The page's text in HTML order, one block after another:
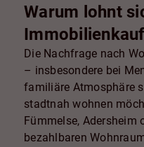
Warum lohnt
Die Nachfrage nach
– insbesondere bei
familiäre Atmosphäre
stadtnah wohnen
Fümmelse, Adersheim
bezahlbaren